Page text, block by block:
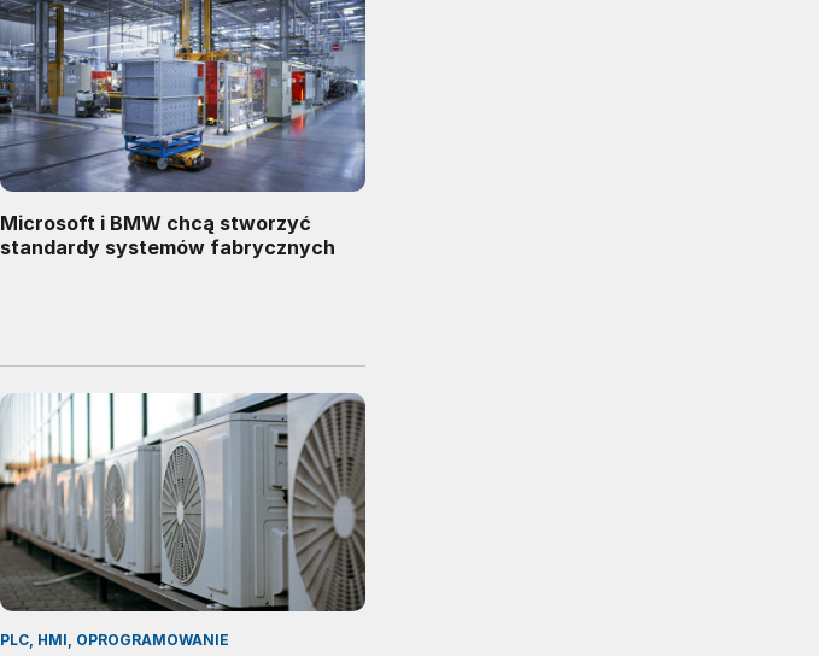
Microsoft i BMW chcą stworzyć
standardy systemów fabrycznych
PLC, HMI, OPROGRAMOWANIE